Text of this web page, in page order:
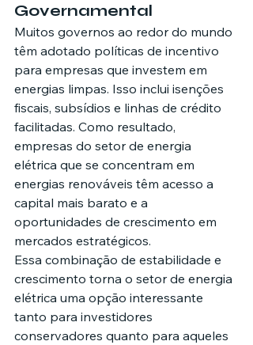
Governamental
Muitos governos ao redor do mundo
têm adotado políticas de incentivo
para empresas que investem em
energias limpas. Isso inclui isenções
fiscais, subsídios e linhas de crédito
facilitadas. Como resultado,
empresas do setor de energia
elétrica que se concentram em
energias renováveis têm acesso a
capital mais barato e a
oportunidades de crescimento em
mercados estratégicos.
Essa combinação de estabilidade e
crescimento torna o setor de energia
elétrica uma opção interessante
tanto para investidores
conservadores quanto para aqueles